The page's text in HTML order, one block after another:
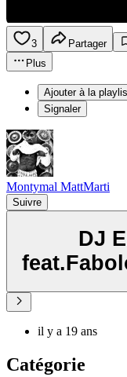
3 Partager
Plus
Ajouter à la
Signaler
Montymal MattMarti
Suivre
DJ
il y a 19 ans
Catégorie